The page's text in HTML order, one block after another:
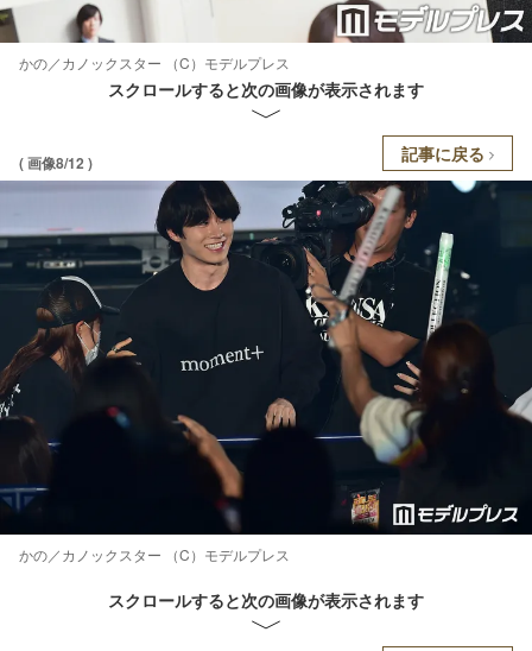
かの／カノックスター （C）モデルプレス
スクロールすると次の画像が表示されます
( 画像8/12 ) 記事に戻る
かの／カノックスター （C）モデルプレス
スクロールすると次の画像が表示されます